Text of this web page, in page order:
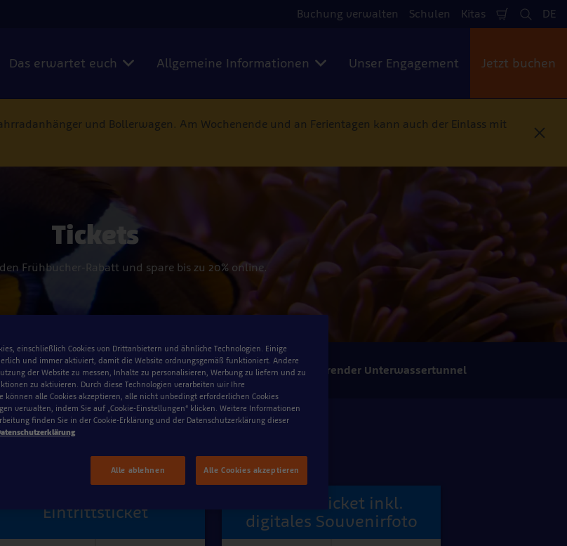
Buchung verwalten Schulen Kitas Warenkorb
Suche
DE
Das erwartet euch Allgemeine Informationen Unser Engagement Jetzt buchen
und Bollerwagen. Am Wochenende und an Ferientagen kann auch der Einlass mit
S
h
ß
Tickets
Frühbucher-Rabatt und spare bis zu 20% online.
spannende Fütterungen Faszinierender Unterwassertunnel
Eintrittsticket
Eintrittsticket inkl.
digitales Souvenirfoto
einschließlich Cookies von Drittanbietern und ähnliche Technologien. Einige
und immer aktiviert, damit die Website ordnungsgemäß funktioniert. Andere
der Website zu messen, Inhalte zu personalisieren, Werbung zu liefern und zu
zu aktivieren. Durch diese Technologien verarbeiten wir Ihre
können alle Cookies akzeptieren, alle nicht unbedingt erforderlichen Cookies
verwalten, indem Sie auf „Cookie-Einstellungen“ klicken. Weitere Informationen
finden Sie in der Cookie-Erklärung und der Datenschutzerklärung dieser
Alle ablehnen Alle Cookies akzeptieren